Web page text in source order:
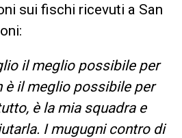
sui fischi ricevuti a San
il meglio possibile per
è il meglio possibile per
è la mia squadra e
I mugugni contro di